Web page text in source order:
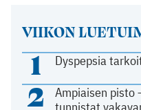
VIIKON
1 Dyspepsia
2
Ampiaisen pisto
tunnistat